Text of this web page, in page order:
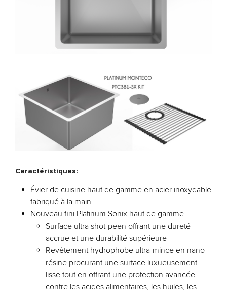
Caractéristiques:
Évier de cuisine haut de gamme en acier inoxydable
fabriqué à la main
Nouveau fini Platinum Sonix haut de gamme
Surface ultra shot-peen offrant une dureté
accrue et une durabilité supérieure
Revêtement hydrophobe ultra-mince en nano-
résine procurant une surface luxueusement
lisse tout en offrant une protection avancée
contre les acides alimentaires, les huiles, les